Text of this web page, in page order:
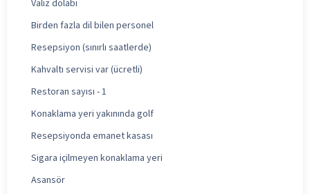
Valiz dolabı
Birden fazla dil bilen personel
Resepsiyon (sınırlı saatlerde)
Kahvaltı servisi var (ücretli)
Restoran sayısı - 1
Konaklama yeri yakınında golf
Resepsiyonda emanet kasası
Sigara içilmeyen konaklama yeri
Asansör